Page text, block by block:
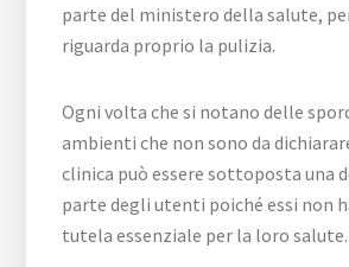
parte del ministero della salute,
riguarda proprio la pulizia.
Ogni volta che si notano delle
ambienti che non sono da
clinica può essere sottoposta una
parte degli utenti poiché essi non
tutela essenziale per la loro salute.